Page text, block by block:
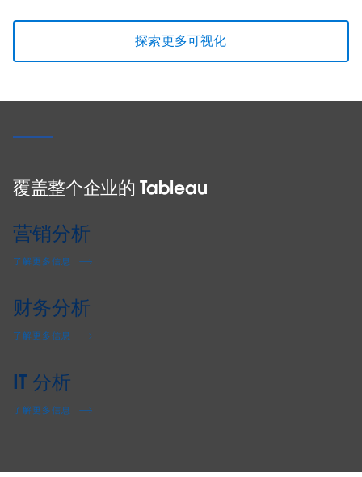
监测销售绩效和销售指标差量
探索更多可视化
覆盖整个企业的 Tableau
营销分析
了解更多信息
财务分析
了解更多信息
IT 分析
了解更多信息